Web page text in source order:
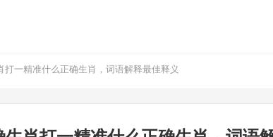
一精准什么正确生肖，词语解释最佳释义